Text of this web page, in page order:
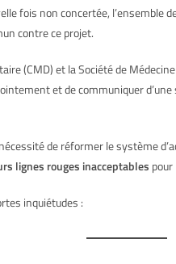
fois non concertée,
contre ce projet.
(CMD) et la Société de
et de communiquer
de réformer le système
lignes rouges inacceptables
inquiétudes :